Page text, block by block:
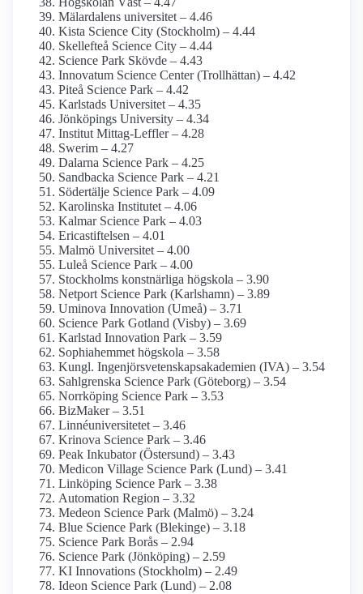
Mälardalens universitet – 4.46
Kista Science City (Stockholm) – 4.44
Skellefteå Science City – 4.44
Science Park Skövde – 4.43
Innovatum Science Center (Trollhättan) – 4.42
Piteå Science Park – 4.42
Karlstads Universitet – 4.35
Jönköpings University – 4.34
Institut Mittag-Leffler – 4.28
Swerim – 4.27
Dalarna Science Park – 4.25
Sandbacka Science Park – 4.21
Södertälje Science Park – 4.09
Karolinska Institutet – 4.06
Kalmar Science Park – 4.03
Ericastiftelsen – 4.01
Malmö Universitet – 4.00
Luleå Science Park – 4.00
Stockholms konstnärliga högskola – 3.90
Netport Science Park (Karlshamn) – 3.89
Uminova Innovation (Umeå) – 3.71
Science Park Gotland (Visby) – 3.69
Karlstad Innovation Park – 3.59
Sophiahemmet högskola – 3.58
Kungl. Ingenjörsvetenskapsakademien (IVA) – 3.54
Sahlgrenska Science Park (Göteborg) – 3.54
Norrköping Science Park – 3.53
BizMaker – 3.51
Linné­universitetet – 3.46
Krinova Science Park – 3.46
Peak Inkubator (Östersund) – 3.43
Medicon Village Science Park (Lund) – 3.41
Linköping Science Park – 3.38
Automation Region – 3.32
Medeon Science Park (Malmö) – 3.24
Blue Science Park (Blekinge) – 3.18
Science Park Borås – 2.94
Science Park (Jönköping) – 2.59
KI Innovations (Stockholm) – 2.49
Ideon Science Park (Lund) – 2.08